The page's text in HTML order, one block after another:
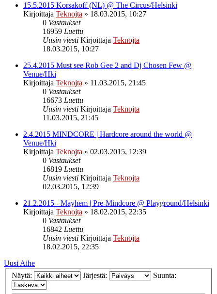
15.5.2015 Korsakoff (NL) @ The Circus/Helsinki
Kirjoittaja Teknojta » 18.03.2015, 10:27
0 Vastaukset
16959 Luettu
Uusin viesti Kirjoittaja Teknojta
18.03.2015, 10:27
25.4.2015 Must see Rob Gee 2 and Dj Chosen Few @
Venue/Hki
Kirjoittaja Teknojta » 11.03.2015, 21:45
0 Vastaukset
16673 Luettu
Uusin viesti Kirjoittaja Teknojta
11.03.2015, 21:45
2.4.2015 MINDCORE | Hardcore around the world @
Venue/Hki
Kirjoittaja Teknojta » 02.03.2015, 12:39
0 Vastaukset
16819 Luettu
Uusin viesti Kirjoittaja Teknojta
02.03.2015, 12:39
21.2.2015 - Mayhem | Pre-Mindcore @ Playground/Helsinki
Kirjoittaja Teknojta » 18.02.2015, 22:35
0 Vastaukset
16842 Luettu
Uusin viesti Kirjoittaja Teknojta
18.02.2015, 22:35
Uusi Aihe
Näytä:
Järjestä: Suunta: